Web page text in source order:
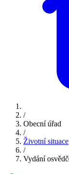
/
Obecní úřad
/
Životní situace
/
Vydání